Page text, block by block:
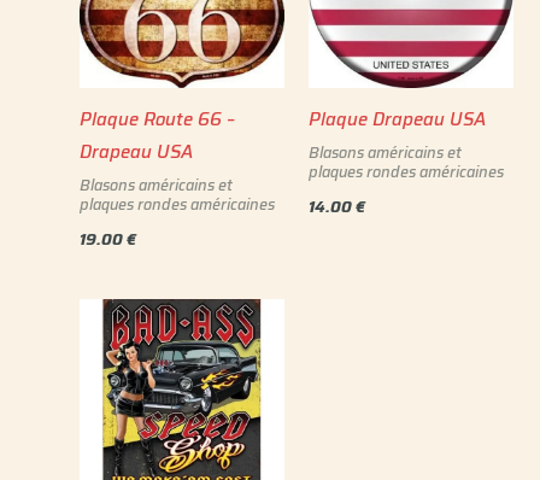
Plaque Route 66 –
Drapeau USA
Blasons américains et
plaques rondes américaines
19.00€
Plaque Drapeau USA
Blasons américains et
plaques rondes américaines
14.00€